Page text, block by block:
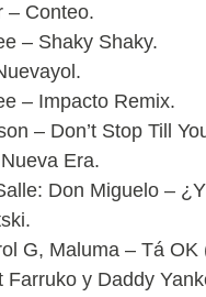
– Conteo.
– Shaky Shaky.
– Impacto Remix.
– Don’t Stop Till
Era.
Don Miguelo –
G, Maluma – Tá
y Daddy